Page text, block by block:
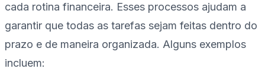
cada rotina financeira. Esses processos ajudam a
garantir que todas as tarefas sejam feitas dentro do
prazo e de maneira organizada. Alguns exemplos
incluem: